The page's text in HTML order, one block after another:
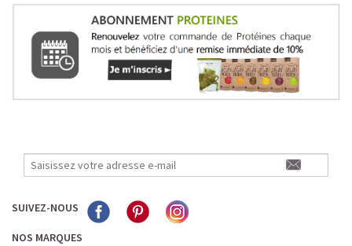
SUIVEZ-NOUS
NOS MARQUES